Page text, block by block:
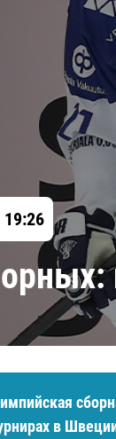
Драконы
в